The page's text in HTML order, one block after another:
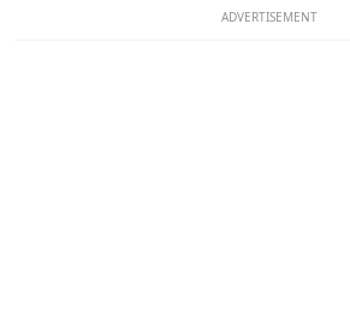
ADVERTISEMENT